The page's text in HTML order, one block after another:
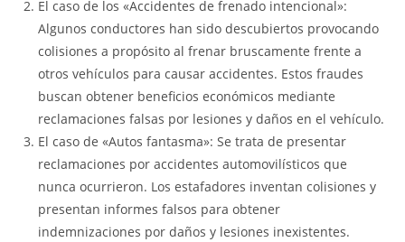
El caso de los «Accidentes de frenado intencional»:
Algunos conductores han sido descubiertos provocando
colisiones a propósito al frenar bruscamente frente a
otros vehículos para causar accidentes. Estos fraudes
buscan obtener beneficios económicos mediante
reclamaciones falsas por lesiones y daños en el vehículo.
El caso de «Autos fantasma»: Se trata de presentar
reclamaciones por accidentes automovilísticos que
nunca ocurrieron. Los estafadores inventan colisiones y
presentan informes falsos para obtener
indemnizaciones por daños y lesiones inexistentes.